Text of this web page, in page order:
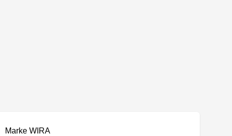
Marke WIRA